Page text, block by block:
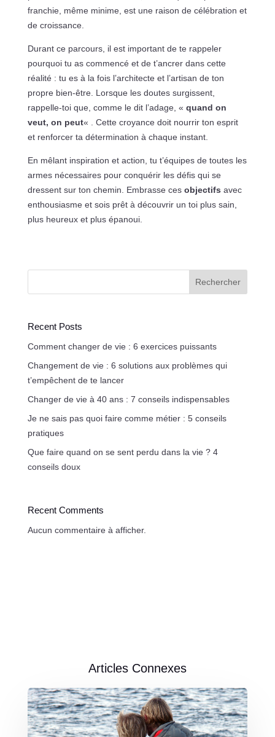
franchie, même minime, est une raison de célébration et
de croissance.
Durant ce parcours, il est important de te rappeler
pourquoi tu as commencé et de t’ancrer dans cette
réalité : tu es à la fois l’architecte et l’artisan de ton
propre bien-être. Lorsque les doutes surgissent,
rappelle-toi que, comme le dit l’adage, « quand on
veut, on peut« . Cette croyance doit nourrir ton esprit
et renforcer ta détermination à chaque instant.
En mêlant inspiration et action, tu t’équipes de toutes les
armes nécessaires pour conquérir les défis qui se
dressent sur ton chemin. Embrasse ces objectifs avec
enthousiasme et sois prêt à découvrir un toi plus sain,
plus heureux et plus épanoui.
Rechercher
Recent Posts
Comment changer de vie : 6 exercices puissants
Changement de vie : 6 solutions aux problèmes qui
t’empêchent de te lancer
Changer de vie à 40 ans : 7 conseils indispensables
Je ne sais pas quoi faire comme métier : 5 conseils
pratiques
Que faire quand on se sent perdu dans la vie ? 4
conseils doux
Recent Comments
Aucun commentaire à afficher.
Articles Connexes